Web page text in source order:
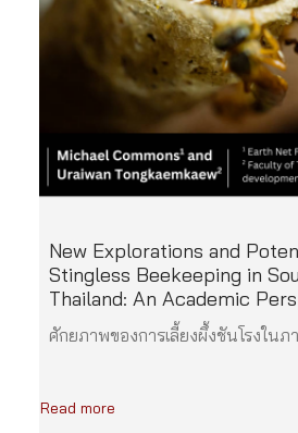
New Explorations and
Stingless Beekeeping in
Thailand: An Academic
ศักยภาพของการเลี้ยงผึ้งชันโรงในภ
Read more